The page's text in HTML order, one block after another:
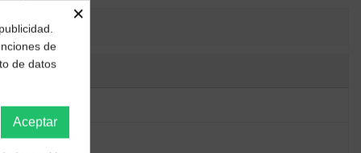
×
de
de datos
Aceptar